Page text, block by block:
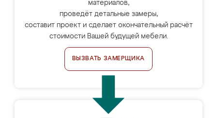
материалов,
проведёт детальные замеры,
составит проект и сделает окончательный расчёт
стоимости Вашей будущей мебели.
ВЫЗВАТЬ ЗАМЕРЩИКА